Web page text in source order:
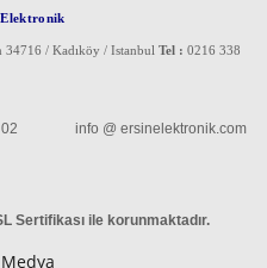
Elektronik
34716 / Kadıköy / Istanbul Tel : 0216 338
02 info @ ersinelektronik.com
Sertifikası ile korunmaktadır.